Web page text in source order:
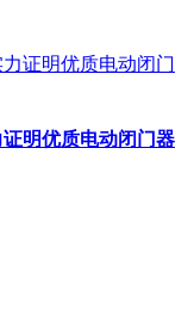
明优质电动闭门器